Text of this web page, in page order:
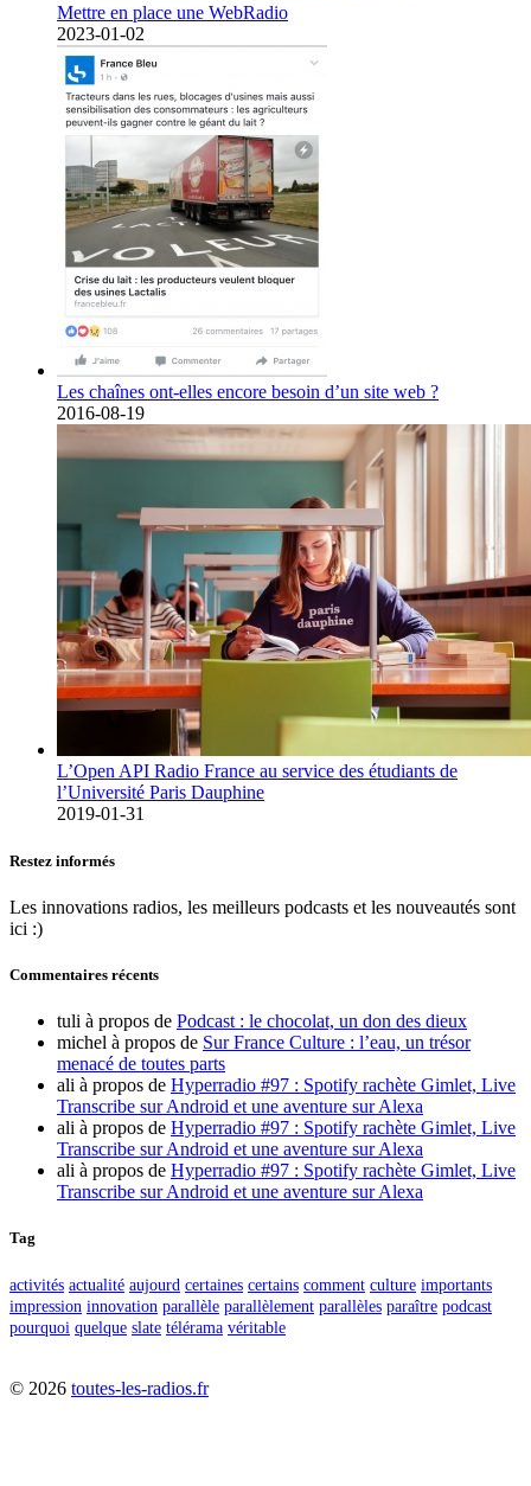
Mettre en place une WebRadio
2023-01-02
Les chaînes ont-elles encore besoin d’un site web ?
2016-08-19
L’Open API Radio France au service des étudiants de
l’Université Paris Dauphine
2019-01-31
Restez informés
Les innovations radios, les meilleurs podcasts et les nouveautés sont
ici :)
Commentaires récents
tuli à propos de Podcast : le chocolat, un don des dieux
michel à propos de Sur France Culture : l’eau, un trésor
menacé de toutes parts
ali à propos de Hyperradio #97 : Spotify rachète Gimlet, Live
Transcribe sur Android et une aventure sur Alexa
ali à propos de Hyperradio #97 : Spotify rachète Gimlet, Live
Transcribe sur Android et une aventure sur Alexa
ali à propos de Hyperradio #97 : Spotify rachète Gimlet, Live
Transcribe sur Android et une aventure sur Alexa
Tag
activités actualité aujourd certaines certains comment culture importants
impression innovation parallèle parallèlement parallèles paraître podcast
pourquoi quelque slate télérama véritable
© 2026 toutes-les-radios.fr